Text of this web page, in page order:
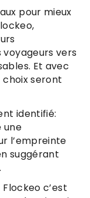
pour mieux
vers
Et avec
choix seront
identifié:
une
l’empreinte
suggérant
c’est